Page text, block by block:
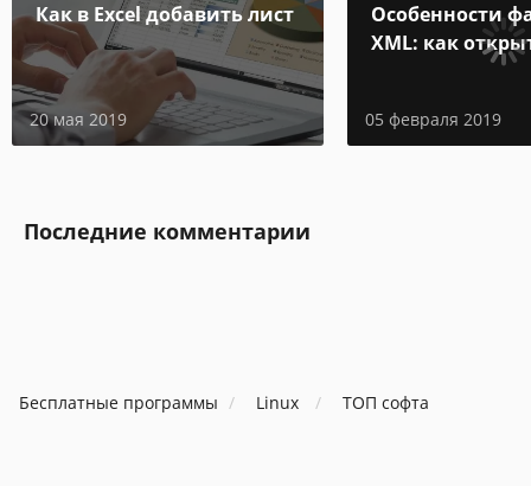
Как в Excel добавить лист
20 мая 2019
Особенности
XML: как
и на
05 февраля 2019
Последние комментарии
Бесплатные программы Linux ТОП софта